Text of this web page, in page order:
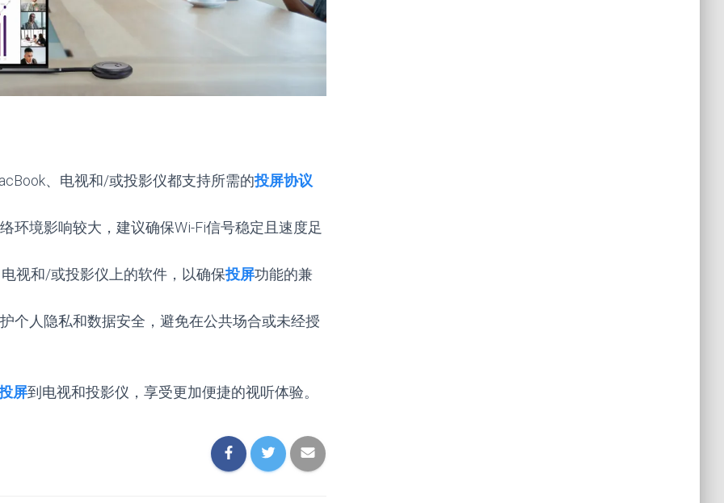
、电视和/或投影仪都支持所需的投屏协议
环境影响较大，建议确保Wi-Fi信号稳定且速度足
视和/或投影仪上的软件，以确保投屏功能的兼
个人隐私和数据安全，避免在公共场合或未经授
屏到电视和投影仪，享受更加便捷的视听体验。